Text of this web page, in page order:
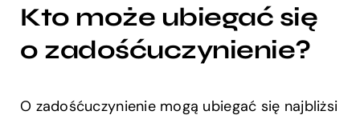
Kto może ubiegać się
o zadośćuczynienie?
O zadośćuczynienie mogą ubiegać się najbliżsi